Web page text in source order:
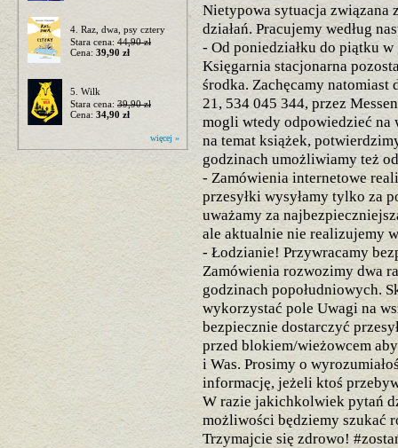
4. Raz, dwa, psy cztery
Stara cena: 44,90 zł
Cena: 39,90 zł
5. Wilk
Stara cena: 39,90 zł
Cena: 34,90 zł
więcej »
Nietypowa sytuacja związana
działań. Pracujemy według
- Od poniedziałku do piątku
Księgarnia stacjonarna
środka. Zachęcamy
21, 534 045 344, przez
mogli wtedy odpowiedzieć na
na temat książek,
godzinach umożliwiamy też
- Zamówienia internetowe
przesyłki wysyłamy tylko za
uważamy za
ale aktualnie nie realizujemy
- Łodzianie! Przywracamy
Zamówienia rozwozimy dwa
godzinach popołudniowych.
wykorzystać pole Uwagi na
bezpiecznie dostarczyć
przed blokiem/wieżowcem
i Was. Prosimy o
informację, jeżeli ktoś
W razie jakichkolwiek pytań
możliwości będziemy szukać
Trzymajcie się zdrowo!